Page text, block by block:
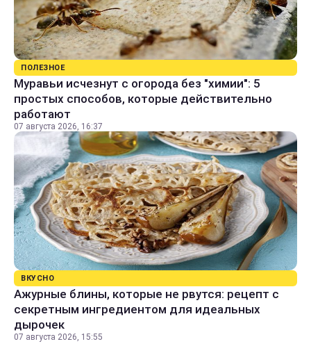
ПОЛЕЗНОЕ
Муравьи исчезнут с огорода без "химии": 5
простых способов, которые действительно
работают
07 августа 2026, 16:37
ВКУСНО
Ажурные блины, которые не рвутся: рецепт с
секретным ингредиентом для идеальных
дырочек
07 августа 2026, 15:55